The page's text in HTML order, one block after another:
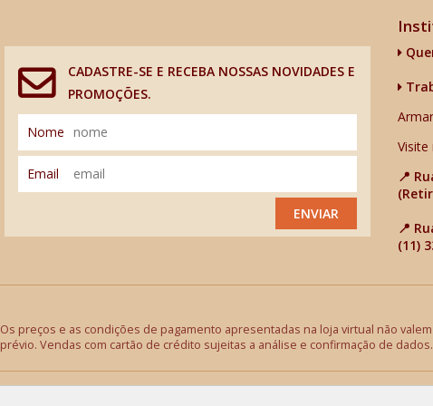
CADASTRE-SE E RECEBA NOSSAS NOVIDADES E
PROMOÇÕES.
Nome
Email
ENVIAR
📍
📍
(11)
Os preços e as condições de pagamento apresentadas na loja virtual não
prévio. Vendas com cartão de crédito sujeitas a análise e confirmação de dados.